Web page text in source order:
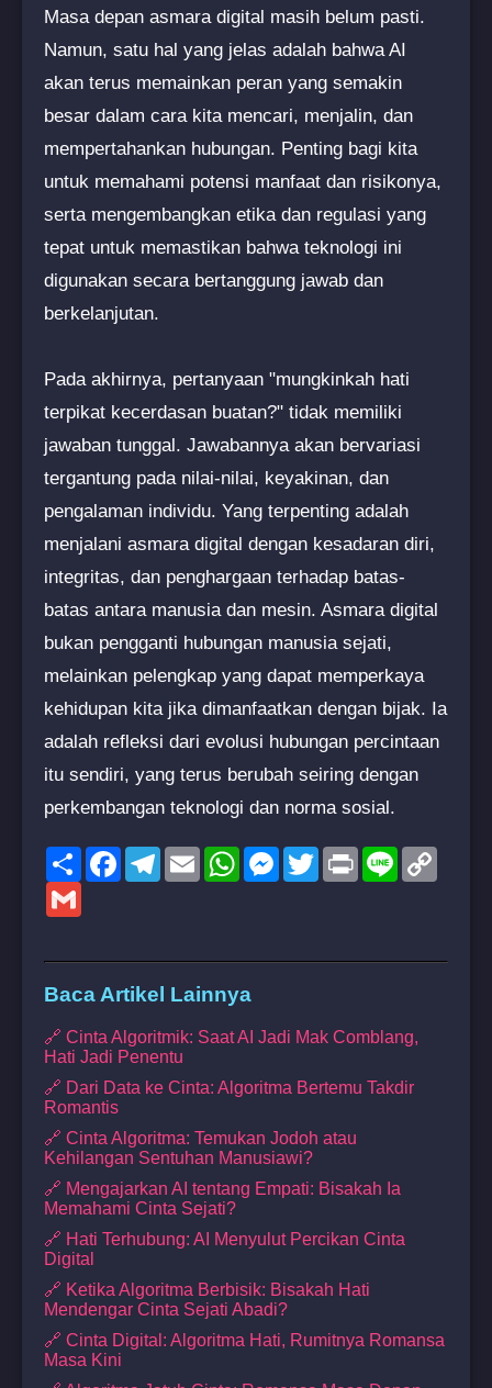
Masa depan asmara digital masih belum pasti.
Namun, satu hal yang jelas adalah bahwa AI
akan terus memainkan peran yang semakin
besar dalam cara kita mencari, menjalin, dan
mempertahankan hubungan. Penting bagi kita
untuk memahami potensi manfaat dan risikonya,
serta mengembangkan etika dan regulasi yang
tepat untuk memastikan bahwa teknologi ini
digunakan secara bertanggung jawab dan
berkelanjutan.
Pada akhirnya, pertanyaan "mungkinkah hati
terpikat kecerdasan buatan?" tidak memiliki
jawaban tunggal. Jawabannya akan bervariasi
tergantung pada nilai-nilai, keyakinan, dan
pengalaman individu. Yang terpenting adalah
menjalani asmara digital dengan kesadaran diri,
integritas, dan penghargaan terhadap batas-
batas antara manusia dan mesin. Asmara digital
bukan pengganti hubungan manusia sejati,
melainkan pelengkap yang dapat memperkaya
kehidupan kita jika dimanfaatkan dengan bijak. Ia
adalah refleksi dari evolusi hubungan percintaan
itu sendiri, yang terus berubah seiring dengan
perkembangan teknologi dan norma sosial.
ShareFacebookTelegram
EmailWhatsAppMessenger
TwitterPrint Line
Baca Artikel Lainnya
🔗 Cinta Algoritmik: Saat AI Jadi Mak Comblang,
Hati Jadi Penentu
🔗 Dari Data ke Cinta: Algoritma Bertemu Takdir
Romantis
🔗 Cinta Algoritma: Temukan Jodoh atau
Kehilangan Sentuhan Manusiawi?
🔗 Mengajarkan AI tentang Empati: Bisakah Ia
Memahami Cinta Sejati?
🔗 Hati Terhubung: AI Menyulut Percikan Cinta
Digital
🔗 Ketika Algoritma Berbisik: Bisakah Hati
Mendengar Cinta Sejati Abadi?
🔗 Cinta Digital: Algoritma Hati, Rumitnya Romansa
Masa Kini